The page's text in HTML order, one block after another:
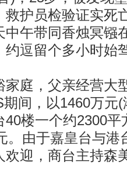
护员检验证实死
中午带同香烛冥镪
约逗留个多小时始
庭，父亲经营大
间，以1460万元
楼一个约2300平
。由于嘉皇台与港
迎，商台主持森